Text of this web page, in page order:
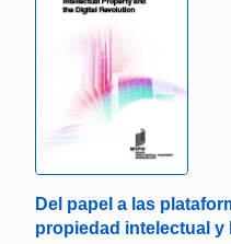
Del papel a las
propiedad intelectual y